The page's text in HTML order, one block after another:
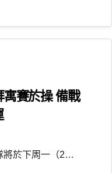
寓賽於操 備戰
將於下周一（2…